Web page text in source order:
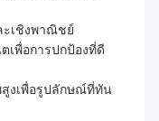
ะเชิงพาณิชย์
เพื่อการปกป้องที่ดี
งเพื่อรูปลักษณ์ที่ทัน